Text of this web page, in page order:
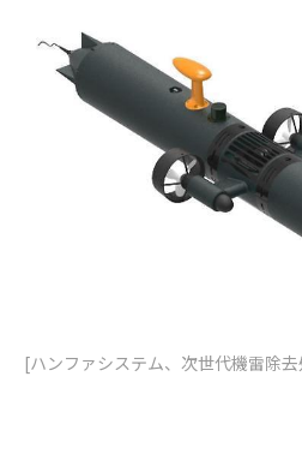
o
e
r
[ハンファシステム、次世代機雷除